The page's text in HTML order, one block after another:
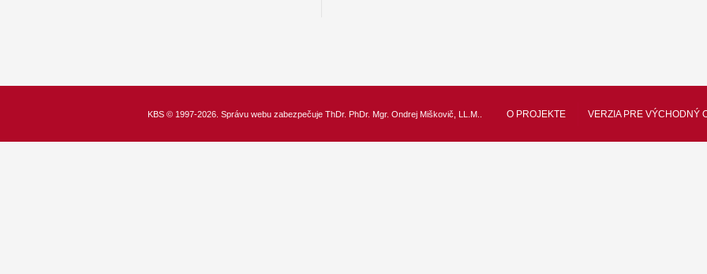
KBS © 1997-2026. Správu webu zabezpečuje ThDr. PhDr. Mgr. Ondrej Miškovič, LL.M. O PROJEKTE VERZIA PRE VÝCHODNÝ